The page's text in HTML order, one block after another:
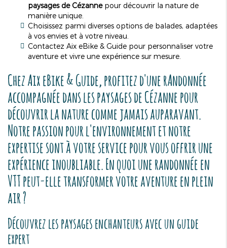
paysages de Cézannepour découvrir la nature de
manière unique.
Choisissez parmi diverses options de balades, adaptées
à vos envies et à votre niveau.
Contactez Aix eBike & Guide pour personnaliser votre
aventure et vivre une expérience sur mesure.
Chez Aix eBike & Guide, profitez d'unerAndonnée
accompagnée dans les paysages de Cézannepour
découvrir la nature comme jamais auparavant.
Notre passion pour l'environnement et notre
expertise sont à votre service pour vous offrir une
expérience inoubliable. En quoi une randonnée en
VTT peut-elle transformer votre aventure en plein
air ?
Découvrez les paysages enchanteurs avec un guide
expert